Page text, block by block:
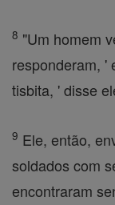
8 "Um homem
responderam, '
tisbita, ' disse
9 Ele, então,
soldados com
encontraram